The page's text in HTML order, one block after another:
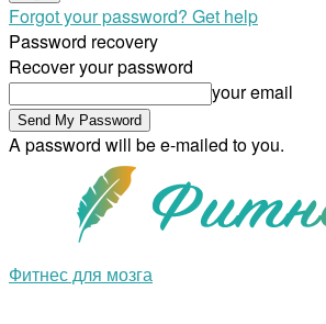
Forgot your password? Get help
Password recovery
Recover your password
your email
A password will be e-mailed to you.
Фитнес для мозга